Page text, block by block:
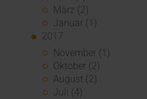
März (2)
Januar (1)
2017
November (1)
Oktober (2)
August (2)
Juli (4)